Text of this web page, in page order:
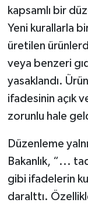
kapsamlı bir
Yeni kurallarla
üretilen
veya benzeri
yasaklandı.
ifadesinin açık
zorunlu hale
Düzenleme
Bakanlık, “...
gibi ifadelerin
daralttı.